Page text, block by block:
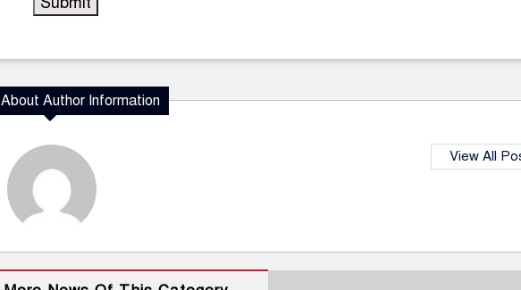
About Author Information
View All